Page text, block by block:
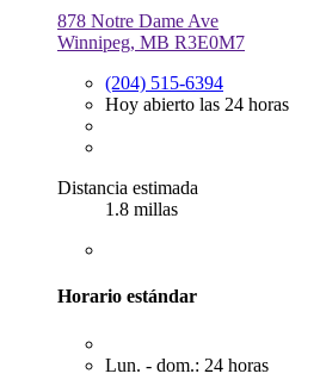
878 Notre Dame Ave
Winnipeg, MB R3E0M7
(204) 515-6394
Hoy abierto las 24 horas
Distancia estimada
1.8 millas
Horario estándar
Lun. - dom.: 24 horas